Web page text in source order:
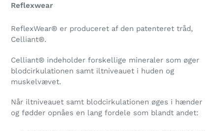
Reflexwear
ReflexWear® er produceret af den patenteret tråd,
Celliant®.
Celliant® indeholder forskellige mineraler som øger
blodcirkulationen samt iltniveauet i huden og
muskelvævet.
Når iltniveauet samt blodcirkulationen øges i hænder
og fødder opnåes en lang fordele som blandt andet: